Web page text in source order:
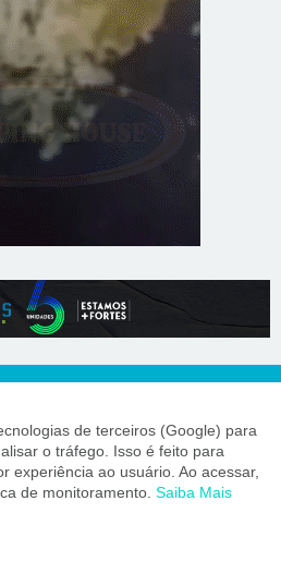
BRASIL
toma decisões importantes.
de terceiros (Google) para
o tráfego. Isso é feito para
experiência ao usuário. Ao acessar,
de monitoramento. Saiba Mais